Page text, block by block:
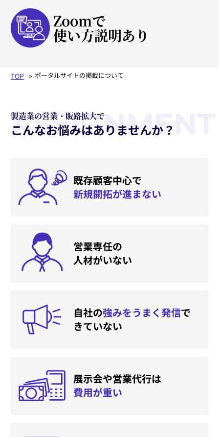
Zoomで
使い方説明あり
TOP ポータルサイトの掲載について
ASSIGNMENT
製造業の営業・販路拡大で
こんなお悩みはありませんか？
既存顧客中心で
新規開拓が進まない
営業専任の
人材がいない
自社の強みをうまく発信で
きていない
展示会や営業代行は
費用が重い